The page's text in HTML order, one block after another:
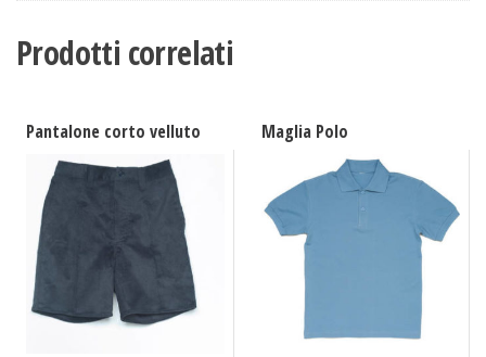
Prodotti correlati
Pantalone corto velluto Maglia Polo